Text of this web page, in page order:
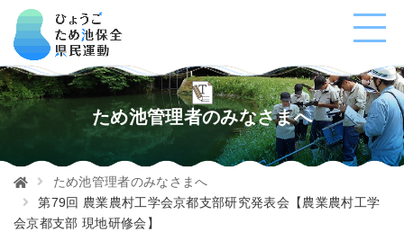
ため池管理者のみなさまへ
ため池管理者のみなさまへ
第79回 農業農村工学会京都支部研究発表会【農業農村工学
会京都支部 現地研修会】